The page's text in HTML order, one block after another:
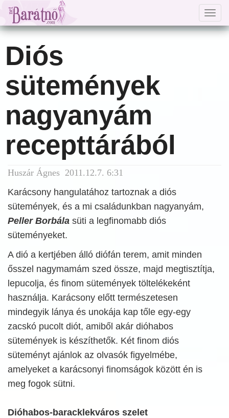
Diós
sütemények
nagyanyám
recepttárából
Huszár Ágnes 2011.12.7. 6:31
Karácsony hangulatához tartoznak a diós
sütemények, és a mi családunkban nagyanyám,
Peller Borbála süti a legfinomabb diós
süteményeket.
A dió a kertjében álló diófán terem, amit minden
ősszel nagymamám szed össze, majd megtisztítja,
lepucolja, és finom sütemények töltelékeként
használja. Karácsony előtt természetesen
mindegyik lánya és unokája kap tőle egy-egy
zacskó pucolt diót, amiből akár dióhabos
sütemények is készíthetők. Két finom diós
süteményt ajánlok az olvasók figyelmébe,
amelyeket a karácsonyi finomságok között én is
meg fogok sütni.
Dióhabos-baracklekváros szelet